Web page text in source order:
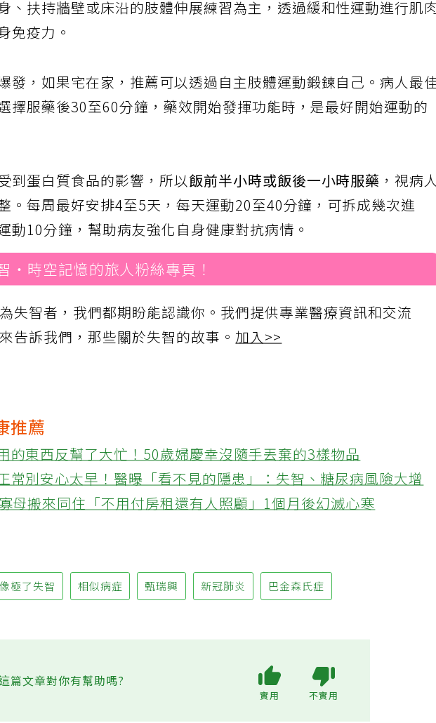
、扶持牆壁或床沿的肢體伸展練習為主，透過緩和性運動進行肌
免疫力。
發，如果宅在家，推薦可以透過自主肢體運動鍛鍊自己。病人最
擇服藥後30至60分鐘，藥效開始發揮功能時，是最好開始運動的
到蛋白質食品的影響，所以飯前半小時或飯後一小時服藥 ，視病
。每周最好安排4至5天，每天運動20至40分鐘，可拆成幾次進
動10分鐘，幫助病友強化自身健康對抗病情。
・時空記憶的旅人粉絲專頁！
失智者，我們都期盼能認識你。我們提供專業醫療資訊和交流
告訴我們，那些關於失智的故事。加入>>
推薦
的東西反幫了大忙！50歲婦慶幸沒隨手丟棄的3樣物品
常別安心太早！醫曝「看不見的隱患」：失智、糖尿病風險大增
母搬來同住「不用付房租還有人照顧」1個月後幻滅心寒
像極了失智 相似病症 甄瑞興 新冠肺炎 巴金森氏症
這篇文章對你有幫助嗎?